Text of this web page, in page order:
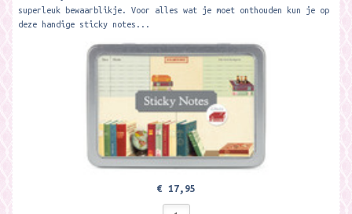
superleuk bewaarblikje. Voor alles wat je moet onthouden kun je op
deze handige sticky notes...
€ 17,95